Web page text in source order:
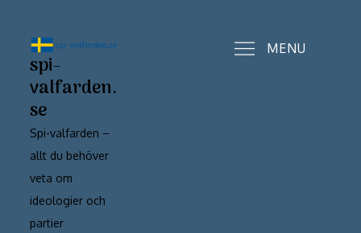
content
MENU
spi-
valfarden.
se
Spi-valfarden –
allt du behöver
veta om
ideologier och
partier